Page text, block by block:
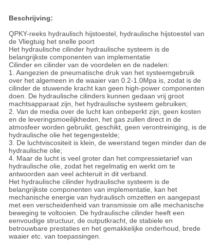
Beschrijving:
QPKY-reeks hydraulisch hijstoestel, hydraulische hijstoestel van
de Vliegtuig het snelle poort
Het hydraulische cilinder hydraulische systeem is de
belangrijkste componenten van implementatie
Cilinder en cilinder van de voordelen en de nadelen:
1. Aangezien de pneumatische druk van het systeemgebruik
over het algemeen in de waaier van 0.2-1.0Mpa is, zodat is de
cilinder de stuwende kracht kan geen high-power componenten
doen. De hydraulische cilinders kunnen gedaan vrij groot
machtsapparaat zijn, het hydraulische systeem gebruiken;
2. Van de media over de lucht kan onbeperkt zijn, geen kosten
en de leveringsmoeilijkheden, het gas zullen direct in de
atmosfeer worden gebruikt, geschikt, geen verontreiniging, is de
hydraulische olie het tegengestelde;
3. De luchtviscositeit is klein, de weerstand tegen minder dan de
hydraulische olie;
4. Maar de lucht is veel groter dan het compressietarief van
hydraulische olie, zodat het regelmatig en werkt om te
antwoorden aan veel achteruit in dit verband.
Het hydraulische cilinder hydraulische systeem is de
belangrijkste componenten van implementatie, kan het
mechanische energie van hydraulisch omzetten en aangepast
met een verscheidenheid van transmissie om alle mechanische
beweging te voltooien. De hydraulische cilinder heeft een
eenvoudige structuur, de outputkracht, de stabiele en
betrouwbare prestaties en het gemakkelijke onderhoud, brede
waaier etc. van toepassingen.